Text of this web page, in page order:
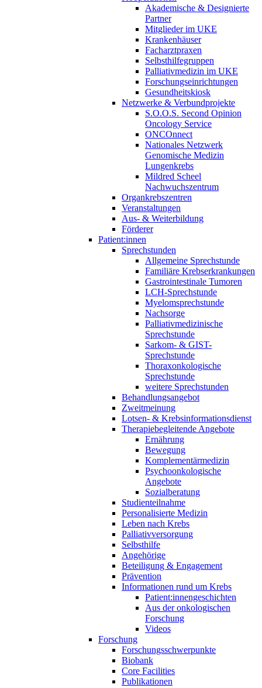
Akademische & Designierte
Partner
Mitglieder im UKE
Krankenhäuser
Facharztpraxen
Selbsthilfegruppen
Palliativmedizin im UKE
Forschungseinrichtungen
Gesundheitskiosk
Netzwerke & Verbundprojekte
S.O.O.S. Second Opinion
Oncology Service
ONCOnnect
Nationales Netzwerk
Genomische Medizin
Lungenkrebs
Mildred Scheel
Nachwuchszentrum
Organkrebszentren
Veranstaltungen
Aus- & Weiterbildung
Förderer
Patient:innen
Sprechstunden
Allgemeine Sprechstunde
Familiäre Krebserkrankungen
Gastrointestinale Tumoren
LCH-Sprechstunde
Myelomsprechstunde
Nachsorge
Palliativmedizinische
Sprechstunde
Sarkom- & GIST-
Sprechstunde
Thoraxonkologische
Sprechstunde
weitere Sprechstunden
Behandlungsangebot
Zweitmeinung
Lotsen- & Krebsinformationsdienst
Therapiebegleitende Angebote
Ernährung
Bewegung
Komplementärmedizin
Psychoonkologische
Angebote
Sozialberatung
Studienteilnahme
Personalisierte Medizin
Leben nach Krebs
Palliativversorgung
Selbsthilfe
Angehörige
Beteiligung & Engagement
Prävention
Informationen rund um Krebs
Patient:innengeschichten
Aus der onkologischen
Forschung
Videos
Forschung
Forschungsschwerpunkte
Biobank
Core Facilities
Publikationen